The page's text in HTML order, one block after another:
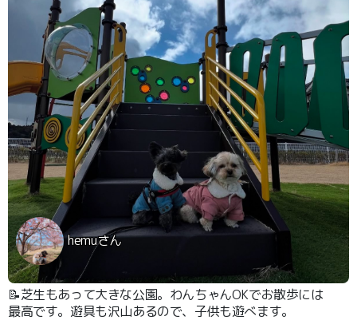
hemuさん
📝芝生もあって大きな公園。わんちゃんOKでお散歩には
最高です。遊具も沢山あるので、子供も遊べます。